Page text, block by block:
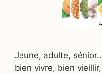
Jeune, adulte,
bien vivre, bien